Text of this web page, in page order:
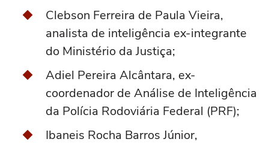
Clebson Ferreira de Paula Vieira,
analista de inteligência ex-integrante
do Ministério da Justiça;
Adiel Pereira Alcântara, ex-
coordenador de Análise de Inteligência
da Polícia Rodoviária Federal (PRF);
Ibaneis Rocha Barros Júnior,